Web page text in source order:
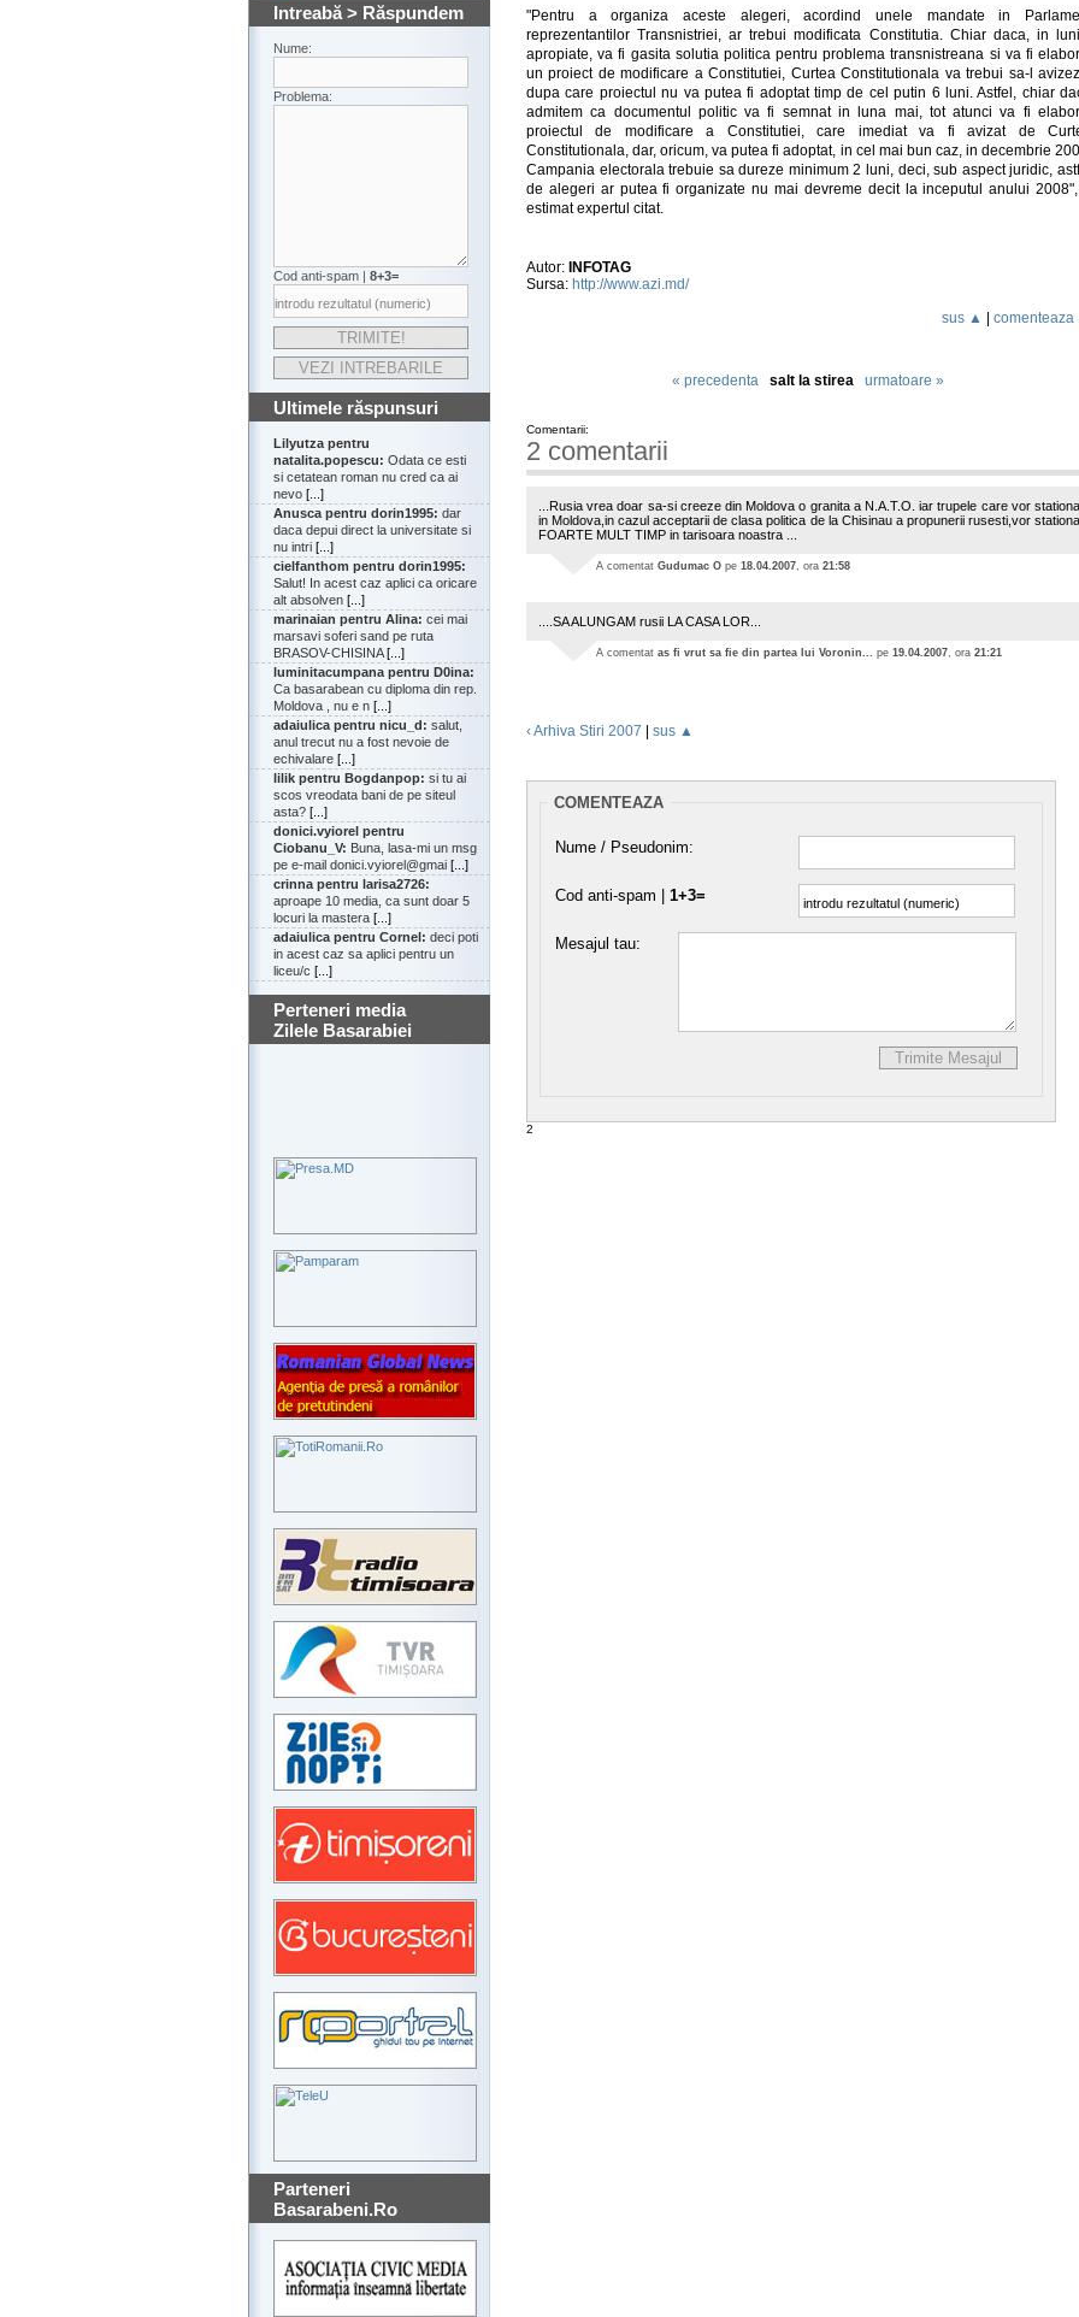
Intreabă > Răspundem
Nume:
Problema:
Cod anti-spam | 8+3=
Ultimele răspunsuri
Lilyutza pentru
natalita.popescu: Odata ce esti
si cetatean roman nu cred ca ai
nevo [...]
Anusca pentru dorin1995: dar
daca depui direct la universitate si
nu intri [...]
cielfanthom pentru dorin1995:
Salut! In acest caz aplici ca oricare
alt absolven [...]
marinaian pentru Alina: cei mai
marsavi soferi sand pe ruta
BRASOV-CHISINA[...]
luminitacumpana pentru D0ina:
Ca basarabean cu diploma din rep.
Moldova , nu e n [...]
adaiulica pentru nicu_d: salut,
anul trecut nu a fost nevoie de
echivalare [...]
lilik pentru Bogdanpop: si tu ai
scos vreodata bani de pe siteul
asta? [...]
donici.vyiorel pentru
Ciobanu_V: Buna, lasa-mi un msg
pe e-mail donici.vyiorel@gmai [...]
crinna pentru larisa2726:
aproape 10 media, ca sunt doar 5
locuri la mastera [...]
adaiulica pentru Cornel: deci poti
in acest caz sa aplici pentru un
liceu/c [...]
Perteneri media
Zilele Basarabiei
Parteneri
Basarabeni.Ro
"Pentru a organiza aceste alegeri, acordind unele mandate in
reprezentantilor Transnistriei, ar trebui modificata Constitutia. Chiar daca, in
apropiate, va fi gasita solutia politica pentru problema transnistreana si va fi
un proiect de modificare a Constitutiei, Curtea Constitutionala va trebui sa-l
dupa care proiectul nu va putea fi adoptat timp de cel putin 6 luni. Astfel, chiar
admitem ca documentul politic va fi semnat in luna mai, tot atunci va fi
proiectul de modificare a Constitutiei, care imediat va fi avizat de
Constitutionala, dar, oricum, va putea fi adoptat, in cel mai bun caz, in decembrie
Campania electorala trebuie sa dureze minimum 2 luni, deci, sub aspect juridic,
de alegeri ar putea fi organizate nu mai devreme decit la inceputul anului
estimat expertul citat.
Autor: INFOTAG
Sursa: http://www.azi.md/
sus ▲ |
« precedenta salt la stirea urmatoare »
Comentarii:
2 comentarii
...Rusia vrea doar sa-si creeze din Moldova o granita a N.A.T.O. iar trupele care vor stationa
in Moldova,in cazul acceptarii de clasa politica de la Chisinau a propunerii rusesti,vor stationa
FOARTE MULT TIMP in tarisoara noastra ...
A comentat Gudumac O pe 18.04.2007 , ora 21:58
....SA ALUNGAM rusii LA CASA LOR...
A comentat as fi vrut sa fie din partea lui Voronin... pe 19.04.2007 , ora 21:21
‹ Arhiva Stiri 2007 | sus ▲
COMENTEAZA
Nume / Pseudonim:
Cod anti-spam | 1+3=
Mesajul tau:
2